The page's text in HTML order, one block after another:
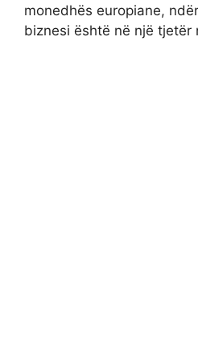
monedhës europiane,
biznesi është në një tjetër